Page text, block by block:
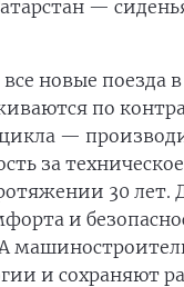
—
новые поезда
по
—
за
30 лет.
и
и сохраняют